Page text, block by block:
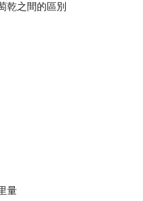
乾之間的區別
量